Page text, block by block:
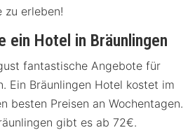
zu erleben!
ein Hotel in Bräunlingen
fantastische Angebote für
Ein Bräunlingen Hotel kostet im
besten Preisen an Wochentagen.
gibt es ab 72€.